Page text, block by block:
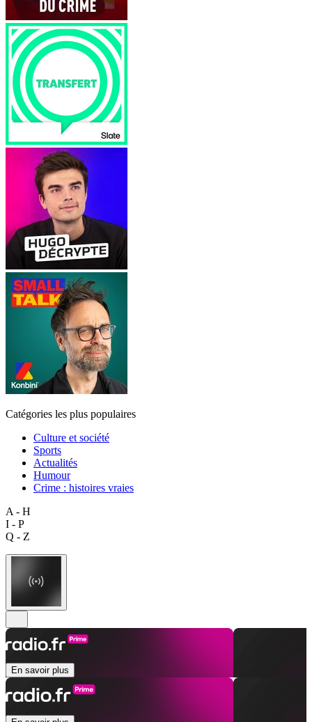
Catégories les plus populaires
Culture et société
Sports
Actualités
Humour
Crime : histoires vraies
A - H
I - P
Q - Z
En savoir plus